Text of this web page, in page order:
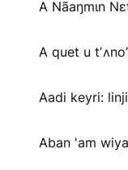
A Nãaŋmɩn
A quet u
Aadi keyri:
Aban 'am